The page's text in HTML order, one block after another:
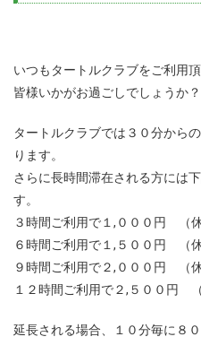
いつもタートルクラブをご利用
皆様いかがお過ごしでしょうか？
タートルクラブでは３０分から
ります。
さらに長時間滞在される方には
す。
３時間ご利用で１,０００円 （休
６時間ご利用で１,５００円 （休
９時間ご利用で２,０００円 （休
１２時間ご利用で２,５００円
延長される場合、１０分毎に８